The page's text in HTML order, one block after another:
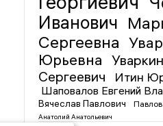
Иванович
Сергеевна
Юрьевна
Сергеевич
Итин
Шаповалов Евгений
Вячеслав Павлович
Анатолий Анатольевич